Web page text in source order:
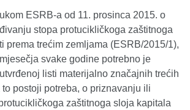
ESRB-a od 11. prosinca 2015. o
stopa protucikličkoga zaštitnoga
prema trećim zemljama (ESRB/2015/1),
svake godine potrebno je
listi materijalno značajnih trećih
postoji potreba, o priznavanju ili
zaštitnoga sloja kapitala